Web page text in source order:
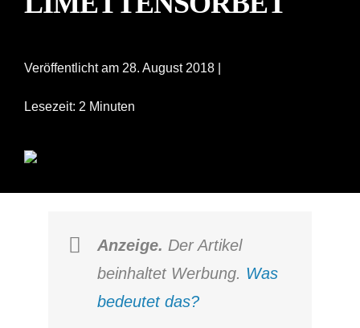
Veröffentlicht am 28. August 2018 |
Lesezeit: 2 Minuten
Anzeige. Der Artikel
beinhaltet Werbung. Was
bedeutet das?